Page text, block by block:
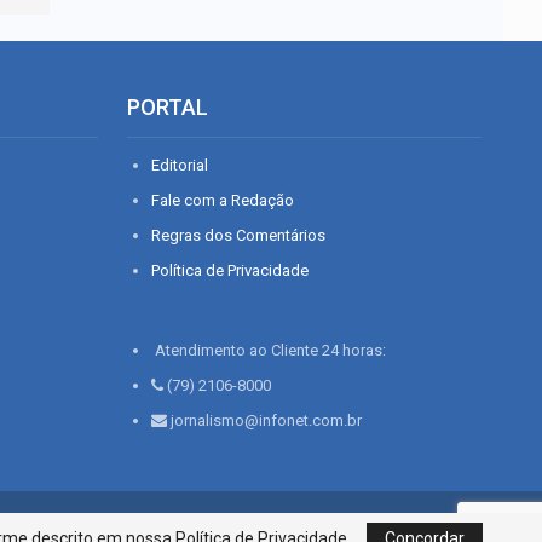
PORTAL
Editorial
Fale com a Redação
Regras dos Comentários
Política de Privacidade
Atendimento ao Cliente 24 horas:
(79) 2106-8000
jornalismo@infonet.com.br
Bairro São José | Aracaju-SE, CEP 49015-030, Fone: 79.2106.8000 - CI